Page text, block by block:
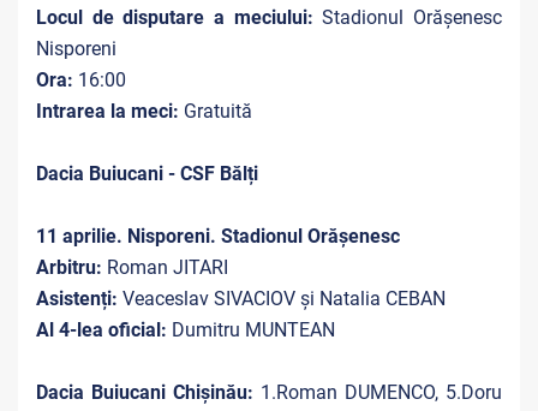
Locul de disputare a meciului: Stadionul Orășenesc
Nisporeni
Ora: 16:00
Intrarea la meci: Gratuită
Dacia Buiucani - CSF Bălți
11 aprilie. Nisporeni. Stadionul Orășenesc
Arbitru: Roman JITARI
Asistenți: Veaceslav SIVACIOV și Natalia CEBAN
Al 4-lea oficial: Dumitru MUNTEAN
Dacia Buiucani Chișinău: 1.Roman DUMENCO, 5.Doru